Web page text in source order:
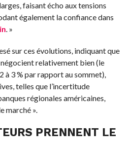
faisant écho aux tensions
également la confiance dans
. »
sur ces évolutions, indiquant que
relativement bien (le
à 3 % par rapport au sommet),
telles que l’incertitude
régionales américaines,
marché ».
PRENNENT LE